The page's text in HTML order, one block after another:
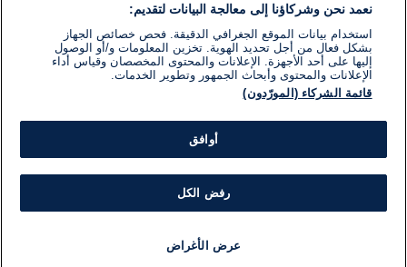
نعمد نحن وشركاؤنا إلى معالجة البيانات لتقديم:
استخدام بيانات الموقع الجغرافي الدقيقة. فحص خصائص الجهاز
بشكل فعال من أجل تحديد الهوية. تخزين المعلومات و/أو الوصول
إليها على أحد الأجهزة. الإعلانات والمحتوى المخصصان وقياس أداء
الإعلانات والمحتوى وأبحاث الجمهور وتطوير الخدمات.
قائمة الشركاء (المورّدون)
أوافق
رفض الكل
عرض الأغراض